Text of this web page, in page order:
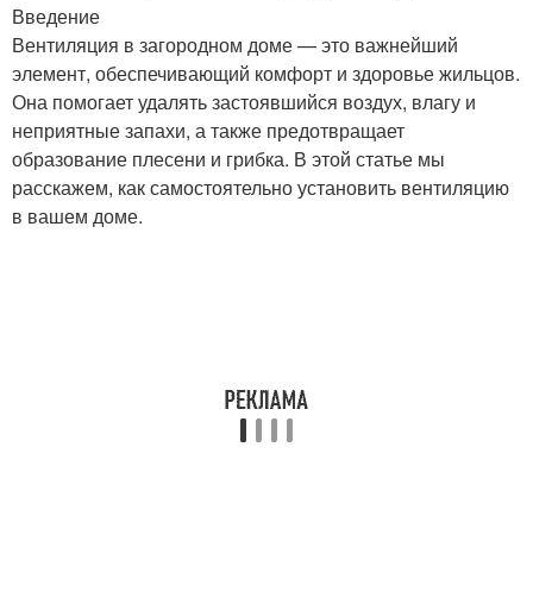
Введение
Вентиляция в загородном доме — это важнейший
элемент, обеспечивающий комфорт и здоровье жильцов.
Она помогает удалять застоявшийся воздух, влагу и
неприятные запахи, а также предотвращает
образование плесени и грибка. В этой статье мы
расскажем, как самостоятельно установить вентиляцию
в вашем доме.